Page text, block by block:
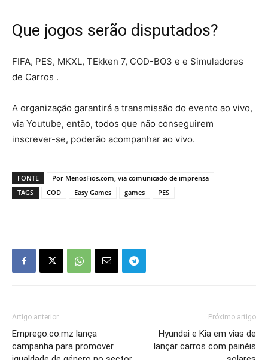
Que jogos serão disputados?
FIFA, PES, MKXL, TEkken 7, COD-BO3 e e Simuladores
de Carros .
A organização garantirá a transmissão do evento ao vivo,
via Youtube, então, todos que não conseguirem
inscrever-se, poderão acompanhar ao vivo.
FONTE
Por MenosFios.com, via comunicado de imprensa
TAGS
COD Easy Games games PES
Artigo anterior
Emprego.co.mz lança
campanha para promover
Próximo artigo
Hyundai e Kia em vias de
lançar carros com painéis